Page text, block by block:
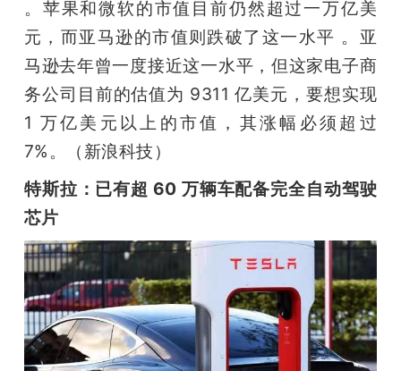
。苹果和微软的市值目前仍然超过一万亿美
元，而亚马逊的市值则跌破了这一水平 。亚
马逊去年曾一度接近这一水平，但这家电子商
务公司目前的估值为 9311 亿美元，要想实现
1 万亿美元以上的市值，其涨幅必须超过
7%。（新浪科技）
特斯拉：已有超 60 万辆车配备完全自动驾驶
芯片